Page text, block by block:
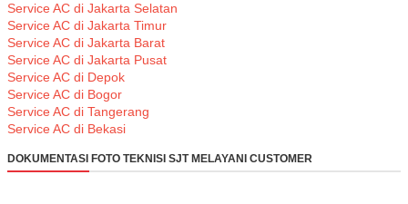
Service AC di Jakarta Selatan
Service AC di Jakarta Timur
Service AC di Jakarta Barat
Service AC di Jakarta Pusat
Service AC di Depok
Service AC di Bogor
Service AC di Tangerang
Service AC di Bekasi
DOKUMENTASI FOTO TEKNISI SJT MELAYANI CUSTOMER